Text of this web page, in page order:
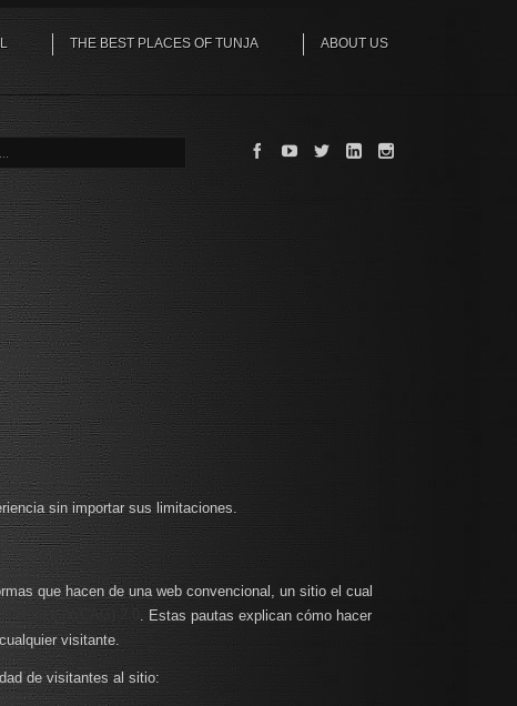
THE BEST PLACES OF TUNJA ABOUT US
sin importar sus limitaciones.
que hacen de una web convencional, un sitio el cual
(WCAG) 2.0 . Estas pautas explican cómo hacer
visitante.
de visitantes al sitio: